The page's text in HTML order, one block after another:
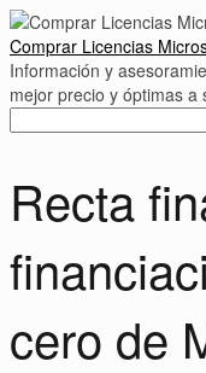
Comprar Licencias
Información y
mejor precio y óptimas a
Recta
cero de